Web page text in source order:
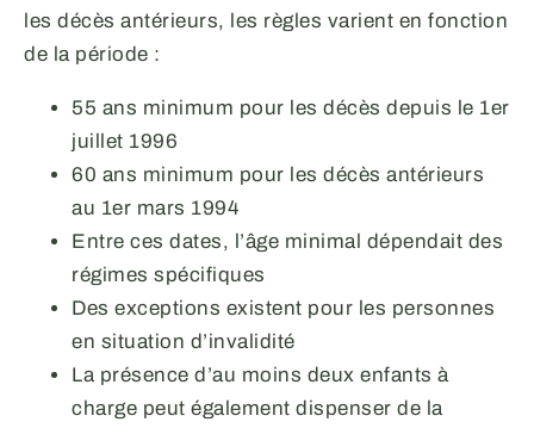
les décès antérieurs, les règles varient en fonction
de la période :
55 ans minimum pour les décès depuis le 1er
juillet 1996
60 ans minimum pour les décès antérieurs
au 1er mars 1994
Entre ces dates, l’âge minimal dépendait des
régimes spécifiques
Des exceptions existent pour les personnes
en situation d’invalidité
La présence d’au moins deux enfants à
charge peut également dispenser de la